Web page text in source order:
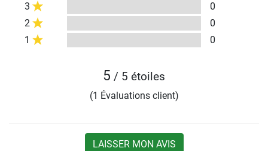
3
0
2
0
1
0
5 / 5 étoiles
(1 Évaluations client)
LAISSER MON AVIS